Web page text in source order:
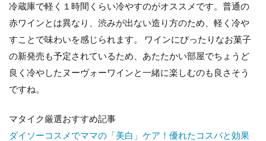
冷蔵庫で軽く１時間くらい冷やすのがオススメです。普通の
赤ワインとは異なり、渋みが出ない造り方のため、軽く冷や
すことで味わいを感じられます。 ワインにぴったりなお菓子
の新発売も予定されているため、あたたかい部屋でちょうど
良く冷やしたヌーヴォーワインと一緒に楽しむのも良さそう
ですね。
マタイク厳選おすすめ記事
ダイソーコスメでママの「美白」ケア！優れたコスパと効果